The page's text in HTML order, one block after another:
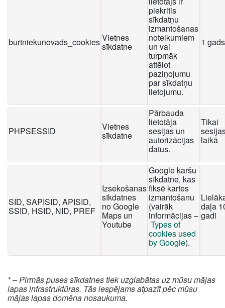
burtniekunovads_cookiesVietnes
sīkdatne
piekritis
sīkdatņu
izmantošanas
noteikumiem
un vai
turpmāk
attēlot
paziņojumu
par sīkdatņu
lietojumu.
1 gads
PHPSESSID Vietnes
sīkdatne
Pārbauda
lietotāja
sesijas un
autorizācijas
datus.
Tikai
laikā
SID, SAPISID, APISID,
SSID, HSID, NID, PREF
Izsekošanas
sīkdatnes
no Google
Maps un
Youtube
Google karšu
sīkdatne, kas
fiksē kartes
izmantošanu
(vairāk
informācijas –
Types of
cookies used
by Google).
daļa
gadi
* – Pirmās puses sīkdatnes tiek uzglabātas uz mūsu mājas
lapas infrastruktūras. Tās iespējams atpazīt pēc mūsu
mājas lapas domēna nosaukuma.